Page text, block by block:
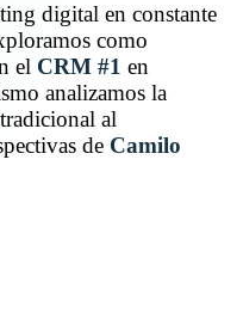
digital en constante
como
el CRM #1 en
analizamos la
al
de Camilo